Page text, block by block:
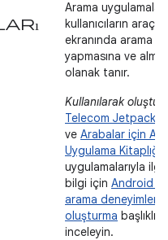
Arama
kullanıcıların araç
ekranında arama
yapmasına ve
olanak tanır.
Kullanılarak
Telecom Jetpack
ve Arabalar için
Uygulama Kitaplığı
uygulamalarıyla
bilgi için Android
arama deneyimleri
oluşturma başlıklı
inceleyin.